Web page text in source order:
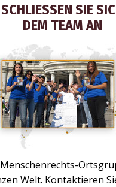
SCHLIESSEN SIE
DEM TEAM AN
Welt. Kontaktieren